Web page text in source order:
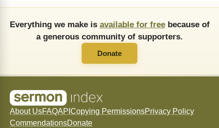
Everything we make is available for freebecause of
a generous community of supporters.
Donate
About UsFAQAPI Copying PermissionsPrivacy Policy
CommendationsDonate